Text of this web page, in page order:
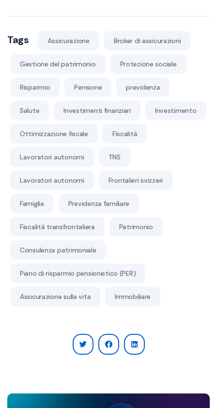
Tags Assicurazione Broker di assicurazioni
Gestione del patrimonio Protezione sociale
Risparmio Pensione previdenza
Salute Investimenti finanziari Investimento
Ottimizzazione fiscale Fiscalità
Lavoratori autonomi TNS
Lavoratori autonomi Frontalieri svizzeri
Famiglia Previdenza familiare
Fiscalità transfrontaliera Patrimonio
Consulenza patrimoniale
Piano di risparmio pensionistico (PER)
Assicurazione sulla vita Immobiliare